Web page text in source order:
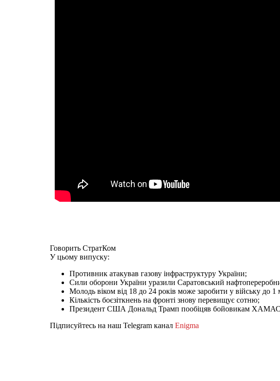
Говорить СтратКом
У цьому випуску:
Противник атакував газову інфраструктуру України;
Сили оборони України уразили Саратовський
Молодь віком від 18 до 24 років може заробити у війську до
Кількість боєзіткнень на фронті знову перевищує сотню;
Президент США Дональд Трамп пообіцяв бойовикам
Підписуйтесь на наш Telegram канал Enigma